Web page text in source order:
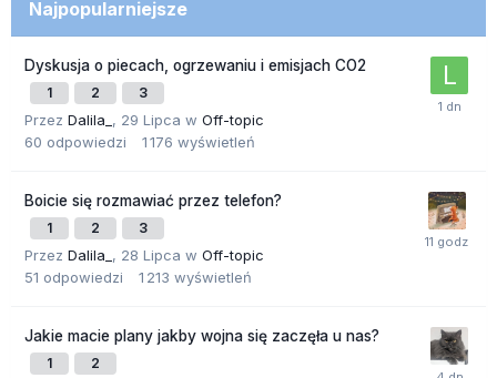
Najpopularniejsze
Dyskusja o piecach, ogrzewaniu i emisjach CO2
1 2 3
Przez Dalila_ , 29 Lipca w Off-topic
60 odpowiedzi 1 176 wyświetleń
Boicie się rozmawiać przez telefon?
1 2 3
Przez Dalila_ , 28 Lipca w Off-topic
51 odpowiedzi 1 213 wyświetleń
Jakie macie plany jakby wojna się zaczęła u nas?
1 2